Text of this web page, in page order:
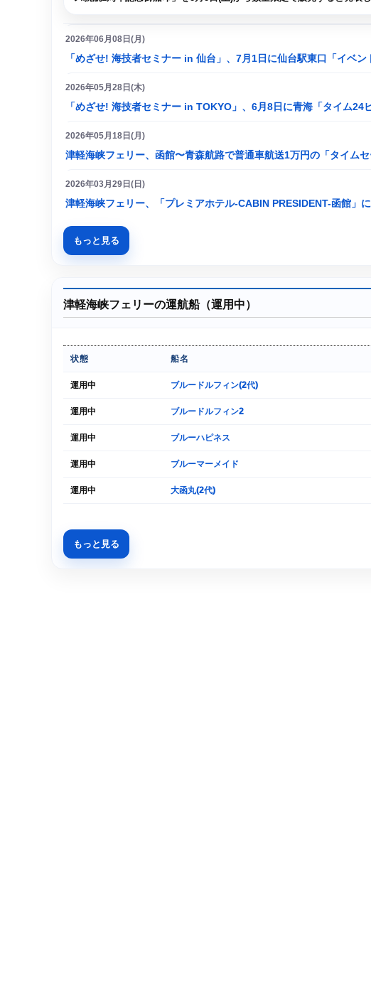
2026年06月08日(月)
「めざせ! 海技者セミナー in 仙台」、7月1日に仙台駅東口「イベ
2026年05月28日(木)
「めざせ! 海技者セミナー in TOKYO」、6月8日に青海「タイム
2026年05月18日(月)
津軽海峡フェリー、函館〜青森航路で普通車航送1万円の「タイム
2026年03月29日(日)
津軽海峡フェリー、「プレミアホテル-CABIN PRESIDENT-函館
もっと見る
津軽海峡フェリーの運航船（運用中）
状態 船名
運用中 ブルードルフィン(2代)
運用中 ブルードルフィン2
運用中 ブルーハピネス
運用中 ブルーマーメイド
運用中 大函丸(2代)
もっと見る